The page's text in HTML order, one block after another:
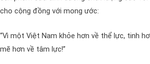
cho cộng đồng với mong ước:
“Vì một Việt Nam khỏe hơn về thể lực, tinh
mẽ hơn về tâm lực!”